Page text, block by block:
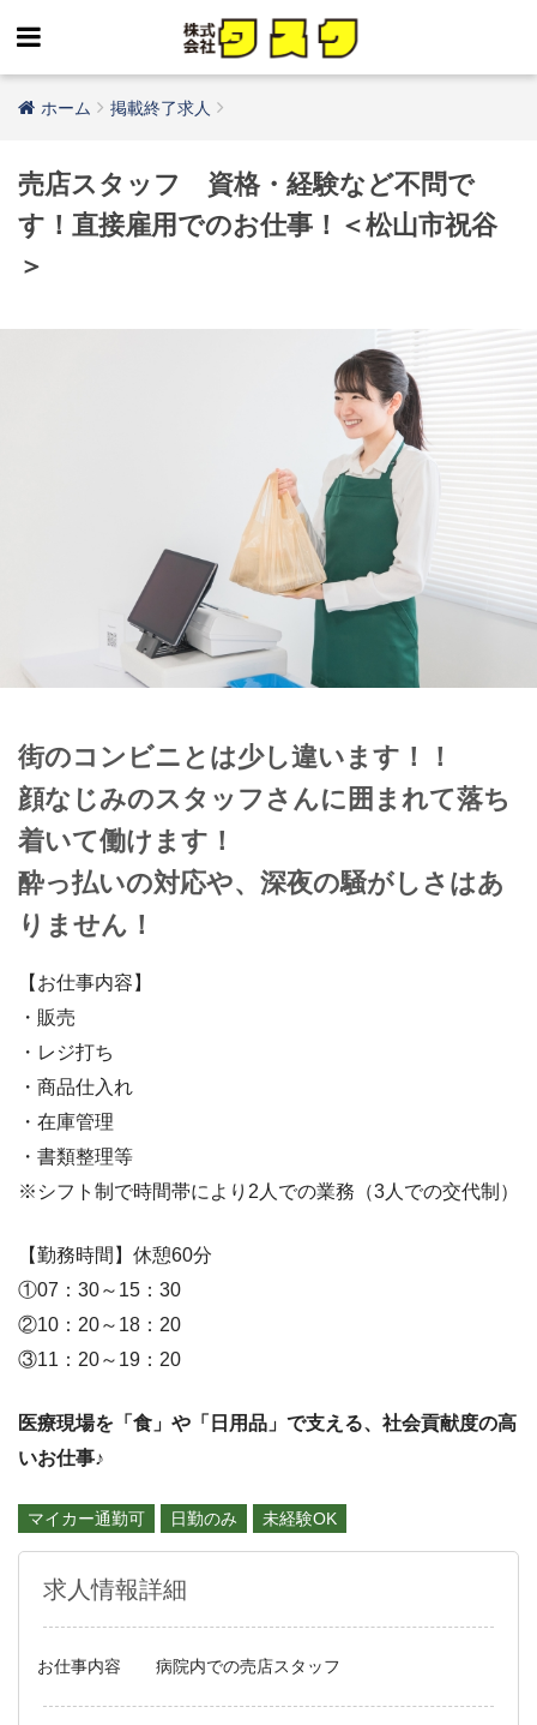
ホーム 掲載終了求人
売店スタッフ 資格・経験など不問で
す！直接雇用でのお仕事！＜松山市祝谷
＞
街のコンビニとは少し違います！！
顔なじみのスタッフさんに囲まれて落ち
着いて働けます！
酔っ払いの対応や、深夜の騒がしさはあ
りません！
【お仕事内容】
・販売
・レジ打ち
・商品仕入れ
・在庫管理
・書類整理等
※シフト制で時間帯により2人での業務（3人での交代制）
【勤務時間】休憩60分
①07：30～15：30
②10：20～18：20
③11：20～19：20
医療現場を「食」や「日用品」で支える、社会貢献度の高
いお仕事♪
マイカー通勤可 日勤のみ 未経験OK
求人情報詳細
お仕事内容 病院内での売店スタッフ